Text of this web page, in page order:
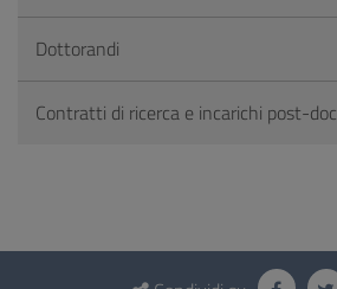
Dottorandi
Contratti di ricerca e incarichi post-doc
Questionario